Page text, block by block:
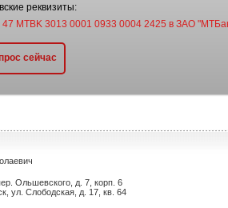
реквизиты:
47 MTBK 3013 0001 0933 0004 2425 в ЗАО
сейчас
Ольшевского, д. 7, корп. 6
ул. Слободская, д. 17, кв. 64